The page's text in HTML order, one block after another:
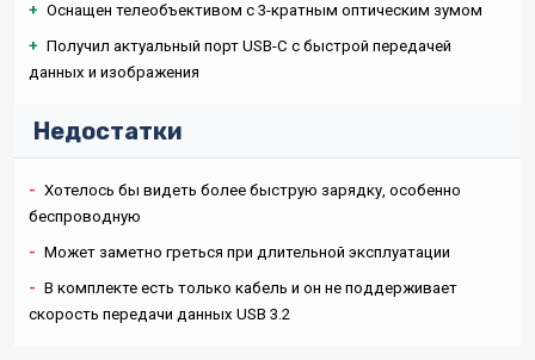
+ Оснащен телеобъективом с 3-кратным оптическим зумом
+ Получил актуальный порт USB-C с быстрой передачей
данных и изображения
Недостатки
- Хотелось бы видеть более быструю зарядку, особенно
беспроводную
- Может заметно греться при длительной эксплуатации
- В комплекте есть только кабель и он не поддерживает
скорость передачи данных USB 3.2